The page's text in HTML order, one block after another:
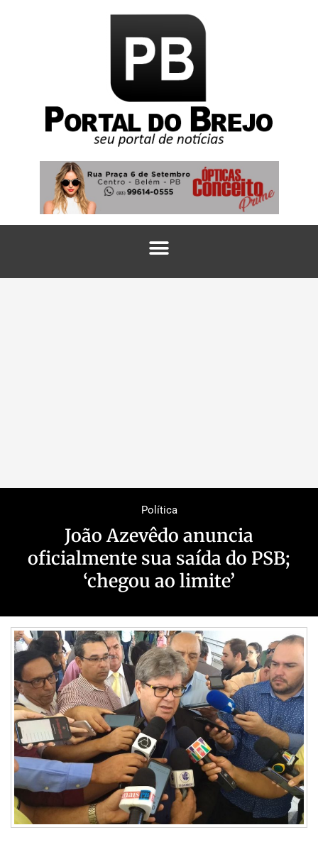
Política
João Azevêdo anuncia
oficialmente sua saída do PSB;
‘chegou ao limite’